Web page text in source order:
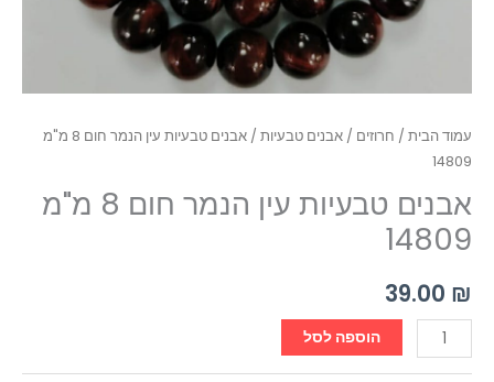
עמוד הבית / חרוזים / אבנים טבעיות
/ אבנים טבעיות עין הנמר חום 8 מ"מ
14809
אבנים טבעיות עין הנמר חום 8 מ"מ
14809
39.00 ₪
הוספה לסל